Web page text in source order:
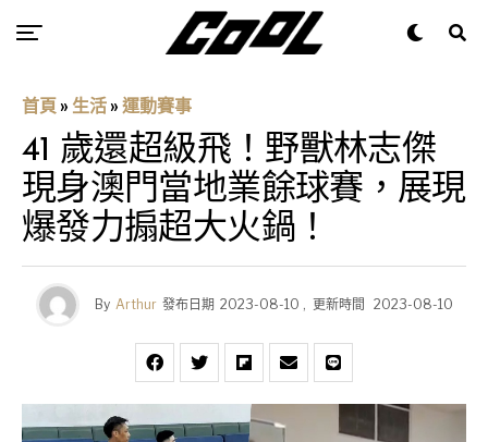
首頁 » 生活 » 運動賽事
41 歲還超級飛！野獸林志傑
現身澳門當地業餘球賽，展現
爆發力搧超大火鍋！
By Arthur 發布日期 2023-08-10 , 更新時間 2023-08-10